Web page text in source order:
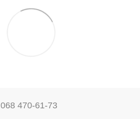
068 470-61-73